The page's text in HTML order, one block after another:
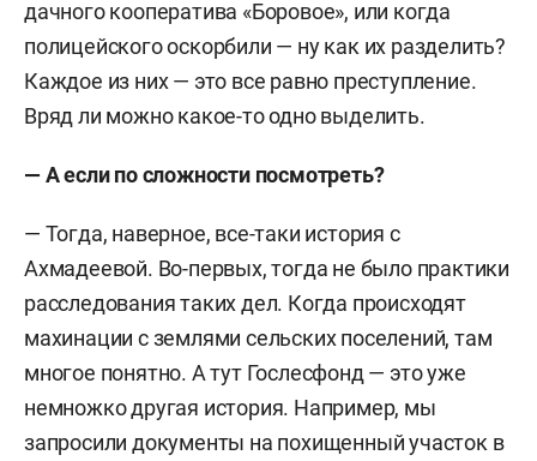
дачного кооператива «Боровое», или когда
полицейского оскорбили — ну как их разделить?
Каждое из них — это все равно преступление.
Вряд ли можно какое-то одно выделить.
— А если по сложности посмотреть?
— Тогда, наверное, все-таки история с
Ахмадеевой. Во-первых, тогда не было практики
расследования таких дел. Когда происходят
махинации с землями сельских поселений, там
многое понятно. А тут Гослесфонд — это уже
немножко другая история. Например, мы
запросили документы на похищенный участок в